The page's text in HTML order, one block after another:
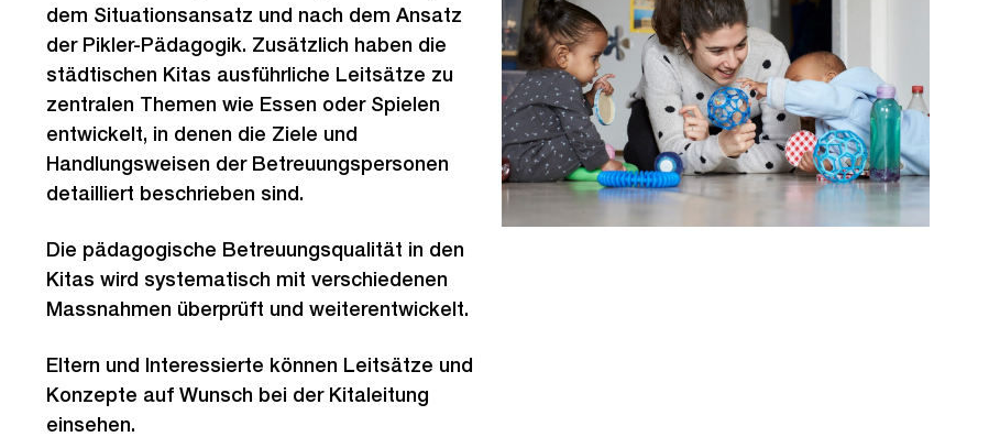
dem Situationsansatz und nach dem Ansatz
der Pikler-Pädagogik. Zusätzlich haben die
städtischen Kitas ausführliche Leitsätze zu
zentralen Themen wie Essen oder Spielen
entwickelt, in denen die Ziele und
Handlungsweisen der Betreuungspersonen
detailliert beschrieben sind.
Die pädagogische Betreuungsqualität in den
Kitas wird systematisch mit verschiedenen
Massnahmen überprüft und weiterentwickelt.
Eltern und Interessierte können Leitsätze und
Konzepte auf Wunsch bei der Kitaleitung
einsehen.